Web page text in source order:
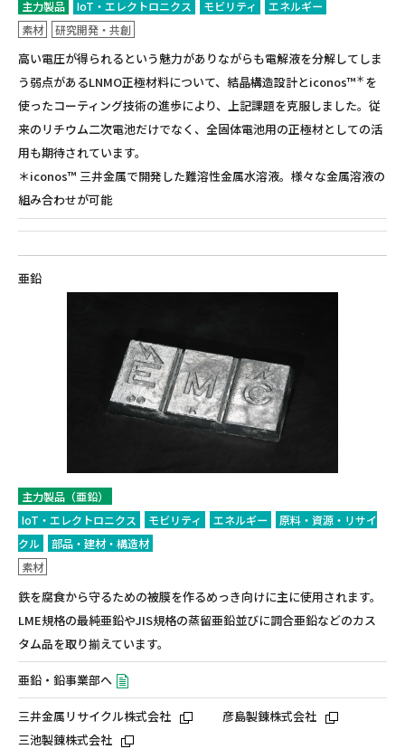
主力製品 IoT・エレクトロニクス モビリティ
エネルギー
素材
研究開発・共創
高い電圧が得られるという魅力がありながらも電解液を分解してしま
う弱点があるLNMO正極材料について、結晶構造設計とiconos™＊ を
使ったコーティング技術の進歩により、上記課題を克服しました。従
来のリチウム二次電池だけでなく、全固体電池用の正極材としての活
用も期待されています。
＊iconos™ 三井金属で開発した難溶性金属水溶液。様々な金属溶液の
組み合わせが可能
亜鉛
主力製品（亜鉛）
IoT・エレクトロニクス
モビリティ エネルギー
原料・資源・リサイ
クル
部品・建材・構造材
素材
鉄を腐食から守るための被膜を作るめっき向けに主に使用されます。
LME規格の最純亜鉛やJIS規格の蒸留亜鉛並びに調合亜鉛などのカス
タム品を取り揃えています。
亜鉛・鉛事業部へ
三井金属リサイクル株式会社
彦島製錬株式会社
三池製錬株式会社